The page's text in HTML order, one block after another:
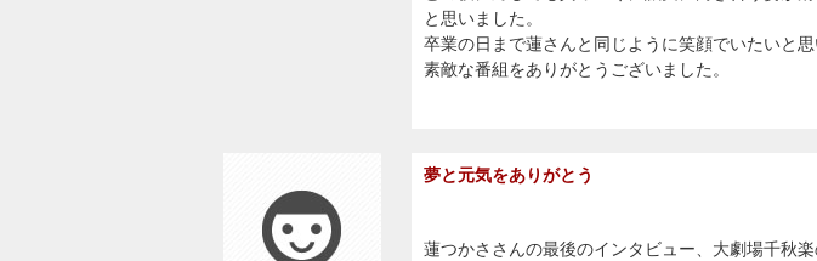
と思いました。
卒業の日まで蓮さんと同じように笑顔でいたいと思
素敵な番組をありがとうございました。
夢と元気をありがとう
蓮つかささんの最後のインタビュー、大劇場千秋